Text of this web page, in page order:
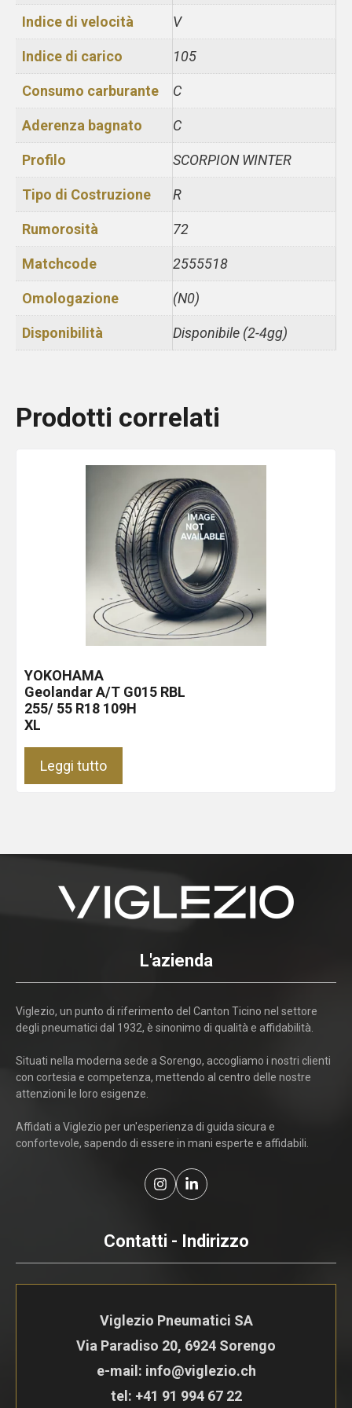
Indice di velocità V
Indice di carico 105
Consumo carburante C
Aderenza bagnato C
Profilo SCORPION WINTER
Tipo di Costruzione R
Rumorosità 72
Matchcode 2555518
Omologazione (N0)
Disponibilità Disponibile (2-4gg)
Prodotti correlati
YOKOHAMA
Geolandar A/T G015 RBL
255/ 55 R18 109H
XL
Leggi tutto
L'azienda
Viglezio, un punto di riferimento del Canton Ticino nel settore
degli pneumatici dal 1932, è sinonimo di qualità e affidabilità.
Situati nella moderna sede a Sorengo, accogliamo i nostri clienti
con cortesia e competenza, mettendo al centro delle nostre
attenzioni le loro esigenze.
Affidati a Viglezio per un'esperienza di guida sicura e
confortevole, sapendo di essere in mani esperte e affidabili.
Contatti - Indirizzo
Viglezio Pneumatici SA
Via Paradiso 20, 6924 Sorengo
e-mail: info@viglezio.ch
tel: +41 91 994 67 22